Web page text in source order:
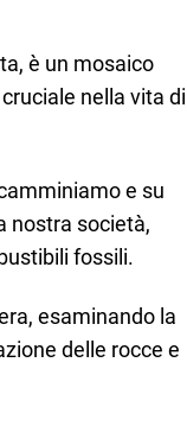
cliniche
in genere. Collabora
in contatto con i
è un mosaico
nella vita di
e su
nostra società,
fossili.
esaminando la
delle rocce e